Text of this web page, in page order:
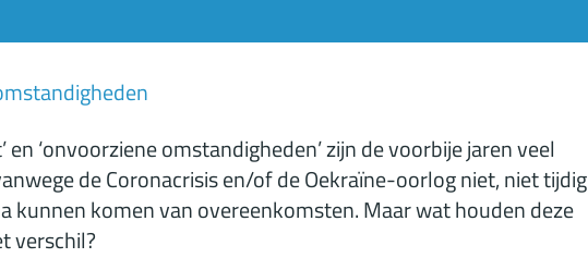
en ‘onvoorziene omstandigheden’ zijn de voorbije jaren veel
de Coronacrisis en/of de Oekraïne-oorlog niet, niet tijdig
kunnen komen van overeenkomsten. Maar wat houden deze
verschil?